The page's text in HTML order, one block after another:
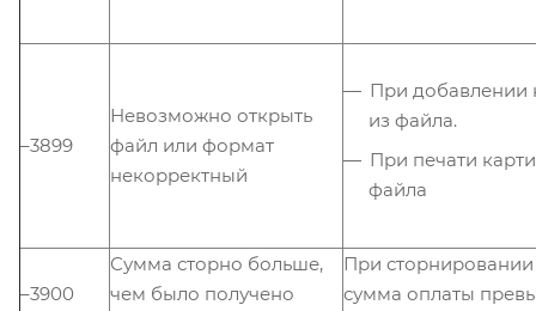
–3899
Невозможно открыть
файл или формат
некорректный
При добавлении
из файла.
При печати
файла
–3900
Сумма сторно больше,
чем было получено
При
сумма оплаты